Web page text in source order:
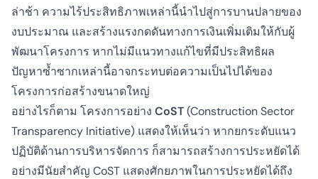
ล่าช้า ความไร้ประสิทธิภาพเหล่านี้นำไปสู่การบานปลายของ
งบประมาณ และสร้างแรงกดดันทางการเงินเพิ่มเติมให้กับผู้
พัฒนาโครงการ หากไม่มีแนวทางแก้ไขที่มีประสิทธิผล
ปัญหาซ้ำซากเหล่านี้อาจกระทบต่อความเป็นไปได้ของ
โครงการก่อสร้างขนาดใหญ่
อย่างไรก็ตาม โครงการอย่าง CoST(Construction Sector
Transparency Initiative) แสดงให้เห็นว่า หากยกระดับแนว
ปฏิบัติด้านการบริหารจัดการ ก็สามารถสร้างการประหยัดได้
อย่างมีนัยสำคัญ CoST แสดงศักยภาพในการประหยัดได้ถึง